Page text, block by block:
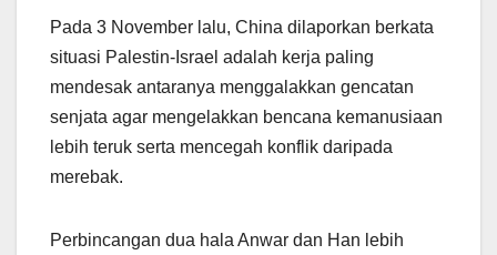
Pada 3 November lalu, China dilaporkan berkata
situasi Palestin-Israel adalah kerja paling
mendesak antaranya menggalakkan gencatan
senjata agar mengelakkan bencana kemanusiaan
lebih teruk serta mencegah konflik daripada
merebak.
Perbincangan dua hala Anwar dan Han lebih